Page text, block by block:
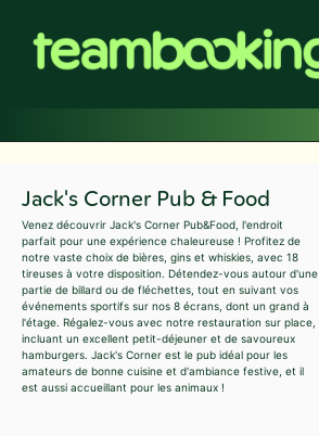
contenu
Jack's Corner Pub & Food
Venez découvrir Jack's Corner Pub&Food, l'endroit
parfait pour une expérience chaleureuse ! Profitez de
notre vaste choix de bières, gins et whiskies, avec 18
tireuses à votre disposition. Détendez-vous autour d'une
partie de billard ou de fléchettes, tout en suivant vos
événements sportifs sur nos 8 écrans, dont un grand à
l'étage. Régalez-vous avec notre restauration sur place,
incluant un excellent petit-déjeuner et de savoureux
hamburgers. Jack's Corner est le pub idéal pour les
amateurs de bonne cuisine et d'ambiance festive, et il
est aussi accueillant pour les animaux !